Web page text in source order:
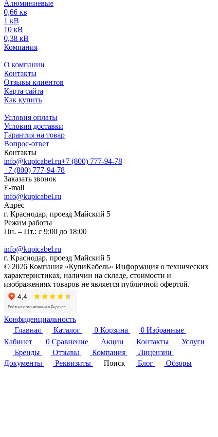
Алюминиевые
0,66 кв
1 кВ
10 кВ
0,38 кВ
Компания
О компании
Контакты
Отзывы клиентов
Карта сайта
Как купить
Условия оплаты
Условия доставки
Гарантия на товар
Вопрос-ответ
Контакты
info@kupicabel.ru+7 (800) 777-94-78
+7 (800) 777-94-78
Заказать звонок
E-mail
info@kupicabel.ru
Адрес
г. Краснодар, проезд Майский 5
Режим работы
Пн. – Пт.: с 9:00 до 18:00
info@kupicabel.ru
г. Краснодар, проезд Майский 5
© 2026 Компания «КупиКабель» Информация о технических
характеристиках, наличии на складе, стоимости и
изображениях товаров не является публичной офертой.
Конфиденциальность
Главная
Каталог 0 Корзина 0 Избранные
Кабинет
0 Сравнение Акции Контакты
Услуги
Бренды
Отзывы Компания
Лицензии
Документы
Реквизиты Поиск Блог Обзоры